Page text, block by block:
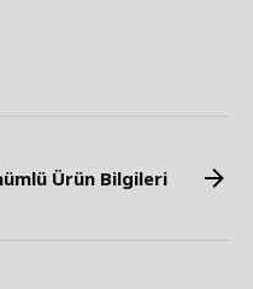
Ürün Bilgileri